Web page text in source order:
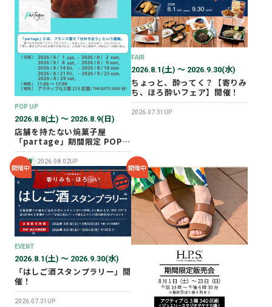
2025年12月
2025年11月
2025年10月
POP UP
2026.8.8(土) 〜 2026.8.9(日)
店舗を持たない焼菓子屋
「partage」期間限定 POP
UP SHOP オープン！
NEW 2026.08.02UP
FAIR
2026.8.1(土) 〜 2026.9.30(水)
ちょっと、酔ってく？【寄りみ
ち、ほろ酔いフェア】開催！
2026.07.31UP
開催中
EVENT
2026.8.1(土) 〜 2026.9.30(水)
「はしご酒スタンプラリー」開
催！
2026.07.31UP
開催中